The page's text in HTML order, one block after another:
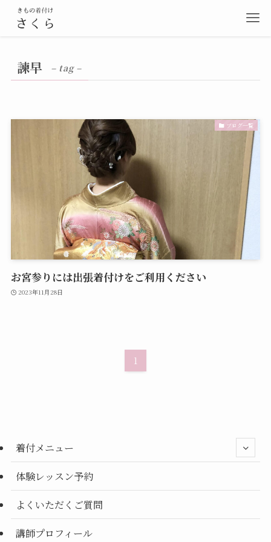
諫早 – tag –
ブログ一覧
お宮参りには出張着付けをご利用ください
2023年11月28日
1
着付メニュー
体験レッスン予約
よくいただくご質問
講師プロフィール